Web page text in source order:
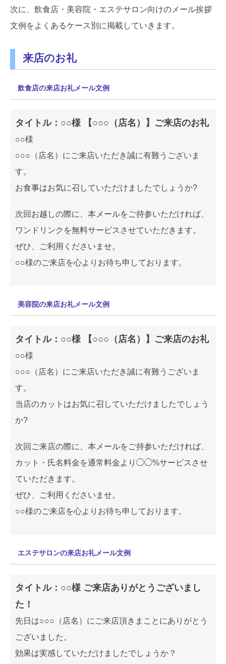
次に、飲食店・美容院・エステサロン向けのメール挨拶
文例をよくあるケース別に掲載していきます。
来店のお礼
飲食店の来店お礼メール文例
タイトル：○○様 【○○○（店名）】ご来店のお礼
○○様
○○○（店名）にご来店いただき誠に有難うございま
す。
お食事はお気に召していただけましたでしょうか?
次回お越しの際に、本メールをご持参いただければ、
ワンドリンクを無料サービスさせていただきます。
ぜひ、ご利用くださいませ。
○○様のご来店を心よりお待ち申しております。
美容院の来店お礼メール文例
タイトル：○○様 【○○○（店名）】ご来店のお礼
○○様
○○○（店名）にご来店いただき誠に有難うございま
す。
当店のカットはお気に召していただけましたでしょう
か?
次回ご来店の際に、本メールをご持参いただければ、
カット・氏名料金を通常料金より◯◯%サービスさせ
ていただきます。
ぜひ、ご利用くださいませ。
○○様のご来店を心よりお待ち申しております。
エステサロンの来店お礼メール文例
タイトル：○○様 ご来店ありがとうございまし
た！
先日は○○○（店名）にご来店頂きまことにありがとう
ございました。
効果は実感していただけましたでしょうか？